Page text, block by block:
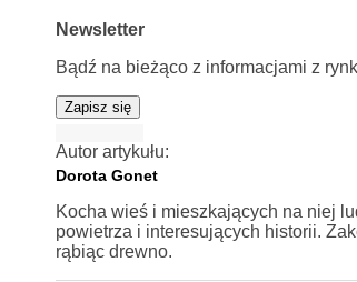
Newsletter
Bądź na bieżąco z informacjami z
Zapisz się
Autor artykułu:
Dorota Gonet
Kocha wieś i mieszkających na niej
powietrza i interesujących historii.
rąbiąc drewno.